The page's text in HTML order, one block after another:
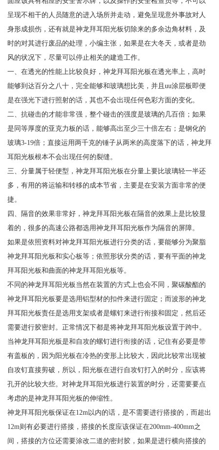
呈现不相干的人员随意的进入场所并走动，避免呈现意外事故对人
身形成损伤，还有就是神龙拜耳阳光板切除来的多余边角材料，及
时的对其进行废品的处理，小编主张，如果是在大冬天，或者是劲
风的状况下，尽量可以停止相关的建造工作。
一、在透光的性能上比较良好，神龙拜耳阳光板在透光率上，高时
能够到达百分之八十，完全能够和玻璃想比美，并且uu涂层板即便
是在强光下进行照射的话，其也不会出现任何色彩方面的变化。
二、抗碰击的才能非常强，整个碰击的强度是玻璃的几百倍；如果
是同等厚度的亚克力板的话，能够高出至少三十倍左右；是钢化的
玻璃3-19倍；直接运用两千克的锤子从两米的高度落下的话，神龙拜
耳阳光板根本不会出现任何的裂缝。
三、分量属于轻便型，神龙拜耳阳光板在分量上要比玻璃轻一半还
多，有用的将运输和转移的成本节省，主要是在安装方面非常的便
捷。
四、隔音的效果非常好，神龙拜耳阳光板在隔音的效果上是比较显
着的，很多的高速公路都选用神龙拜耳阳光板作为隔音的屏障。
如果是依照资料对神龙拜耳阳光板进行分类的话，要能够分为聚脂
神龙拜耳阳光板和实心板等；依照形状分类的话，要有平面的神龙
拜耳阳光板和曲面的神龙拜耳阳光板等。
不同的神龙拜耳阳光板当然在装置的方式上也会不同，聚碳酸酯的
神龙拜耳阳光板要是选用铝型材的扣件来进行固定；而波形的神龙
拜耳阳光板责任是选用支架或者是螺钉来进行衔接和固定，然后还
需要进行胶密封。正常情况下都是将神龙拜耳阳光板设置于跨中。
当神龙拜耳阳光板是和自攻的螺钉进行衔接的话，记住有必要是带
有盖板的，因为阳光板在冷热的变形上比较大，因此比较常出现被
自攻钉直接剪破，所以，阳光板在进行自攻钉打入的时分，应该将
孔开的比较大些。对神龙拜耳阳光板进行装置的时分，还需要要点
考虑的是神龙拜耳阳光板的伸缩性。
神龙拜耳阳光板保证在12m以内的话，是不需要进行搭接的，而超出
12m则有必要进行搭接，搭接的长度应该保证在200mm-400mm之
间，搭接的方位还需要涂改二道的密封胶，如果是进行横向搭接的